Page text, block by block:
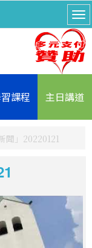
課程 主日講道
聞」20220121